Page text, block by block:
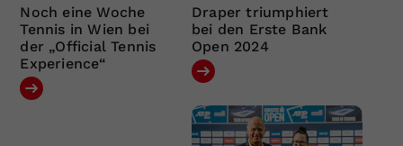
Noch eine Woche
Tennis in Wien bei
der „Official Tennis
Experience“
Draper triumphiert
bei den Erste Bank
Open 2024